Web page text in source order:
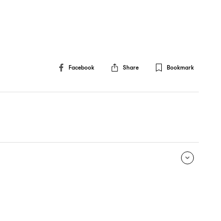
Facebook Share Bookmark